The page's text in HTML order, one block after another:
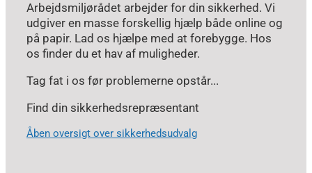
Arbejdsmiljørådet arbejder for din sikkerhed. Vi
udgiver en masse forskellig hjælp både online og
på papir. Lad os hjælpe med at forebygge. Hos
os finder du et hav af muligheder.
Tag fat i os før problemerne opstår...
Find din sikkerhedsrepræsentant
Åben oversigt over sikkerhedsudvalg